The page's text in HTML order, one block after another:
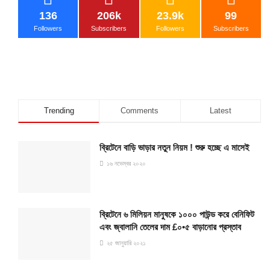
136
Followers
206k
Subscribers
23.9k
Followers
99
Subscribers
Trending Comments Latest
ব্রিটেনে বাড়ি ভাড়ার নতুন নিয়ম ! শুরু হচ্ছে এ মাসেই
১৬ নভেম্বর ২০২০
ব্রিটেনে ৬ মিলিয়ন মানুষকে ১০০০ পাউন্ড করে বেনিফিট
এবং জ্বালানি তেলের দাম £০•৫ বাড়ানোর প্রস্তাব
২৫ জানুয়ারি ২০২১